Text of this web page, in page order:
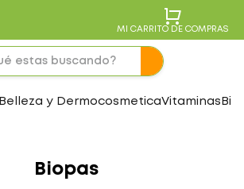
MI CARRITO DE COMPRAS
Belleza y DermocosmeticaVitaminas
Biopas